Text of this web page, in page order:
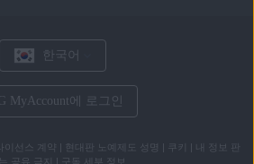
한국어
MyAccount에 로그인
이선스 계약 | 현대판 노예제도 성명 | 쿠키 |
내 정보 판
공유 금지
| 구독 세부 정보